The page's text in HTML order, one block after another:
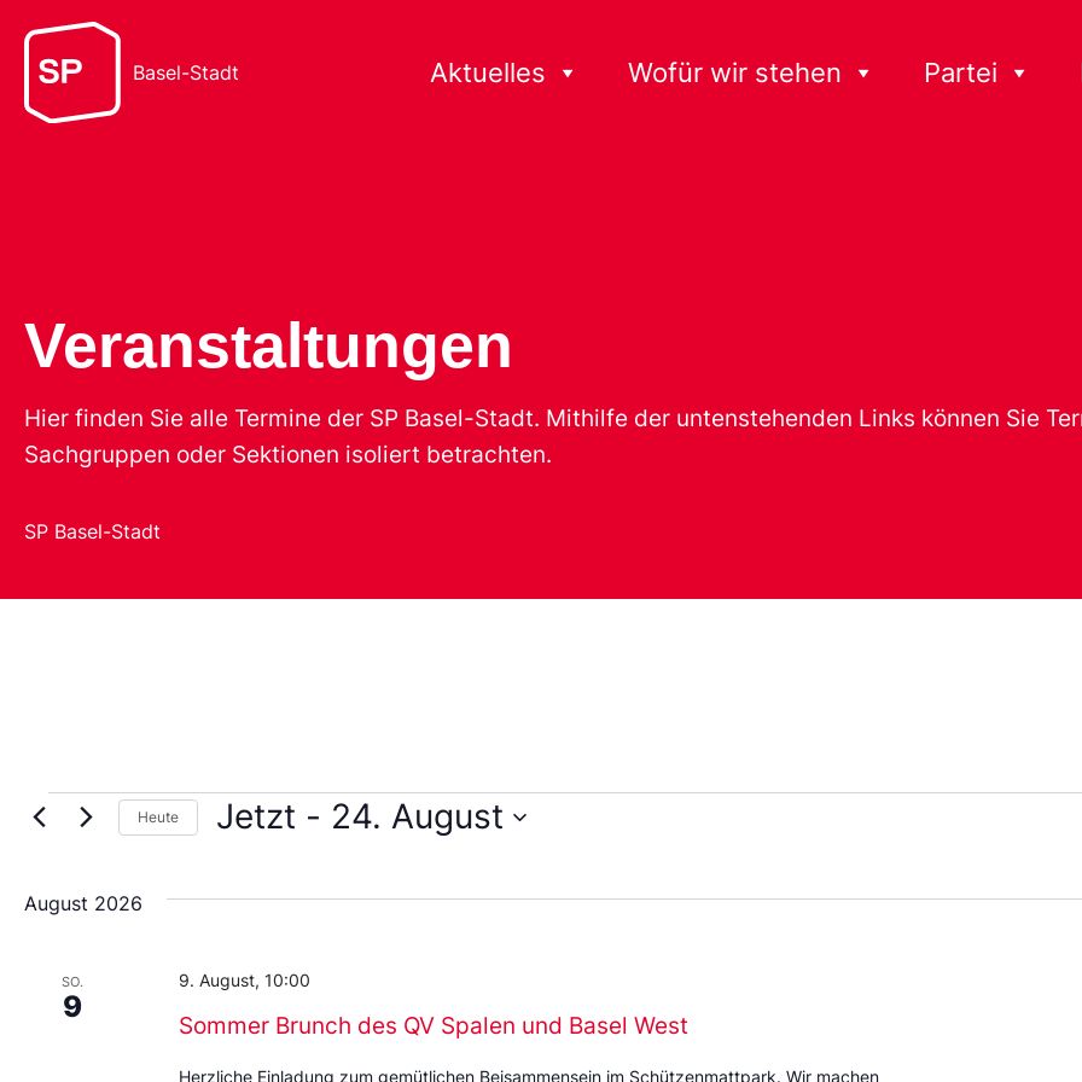
Basel-Stadt Aktuelles Wofür wir stehen Partei
Veranstaltungen
Hier finden Sie alle Termine der SP Basel-Stadt. Mithilfe der untenstehenden Links können Sie
Sachgruppen oder Sektionen isoliert betrachten.
SP Basel-Stadt
Heute Jetzt - 24. August
das
August 2026
SO.
9
Sommer Brunch des QV Spalen und Basel West
9. August, 10:00
Herzliche Einladung zum gemütlichen Beisammensein im Schützenmattpark. Wir machen